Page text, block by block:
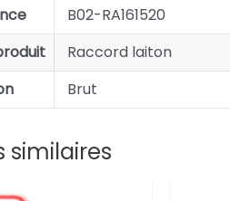
B02-RA161520
Raccord laiton
Brut
similaires